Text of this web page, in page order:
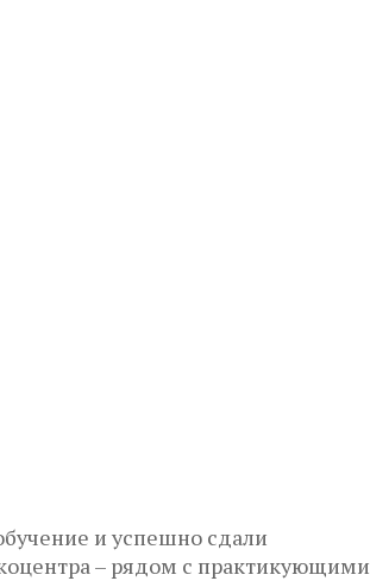
и успешно сдали
– рядом с практикующими